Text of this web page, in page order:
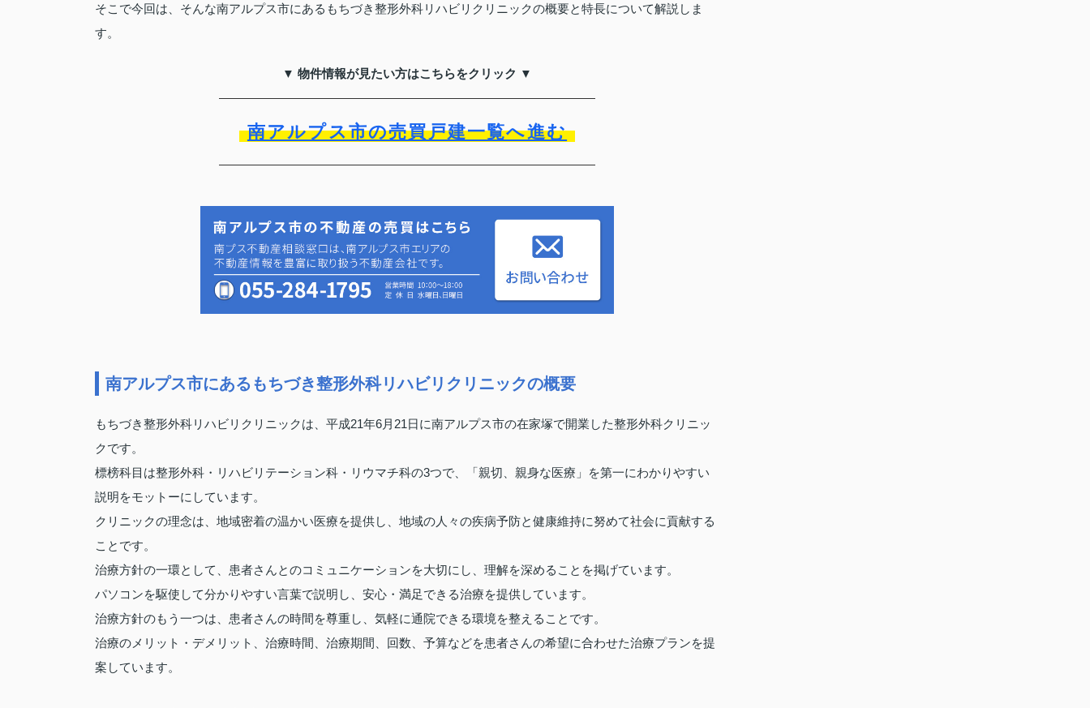
そこで今回は、そんな南アルプス市にあるもちづき整形外科リハビリクリニックの概要と特長について解説しま
す。
▼ 物件情報が見たい方はこちらをクリック ▼
南アルプス市の売買戸建一覧へ進む
南アルプス市にあるもちづき整形外科リハビリクリニックの概要
もちづき整形外科リハビリクリニックは、平成21年6月21日に南アルプス市の在家塚で開業した整形外科クリニッ
クです。
標榜科目は整形外科・リハビリテーション科・リウマチ科の3つで、「親切、親身な医療」を第一にわかりやすい
説明をモットーにしています。
クリニックの理念は、地域密着の温かい医療を提供し、地域の人々の疾病予防と健康維持に努めて社会に貢献する
ことです。
治療方針の一環として、患者さんとのコミュニケーションを大切にし、理解を深めることを掲げています。
パソコンを駆使して分かりやすい言葉で説明し、安心・満足できる治療を提供しています。
治療方針のもう一つは、患者さんの時間を尊重し、気軽に通院できる環境を整えることです。
治療のメリット・デメリット、治療時間、治療期間、回数、予算などを患者さんの希望に合わせた治療プランを提
案しています。